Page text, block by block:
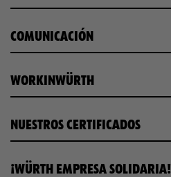
COMUNICACIÓN
WORKINWÜRTH
NUESTROS CERTIFICADOS
¡WÜRTH EMPRESA SOLIDARIA!